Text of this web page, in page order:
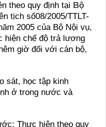
theo quy định tại Bộ
tịch số08/2005/TTLT-
2005 của Bộ Nội vụ,
hiện chế độ trả lương
giờ đối với cán bộ,
sát, học tập kinh
ở trong nước và
Thực hiện theo quy